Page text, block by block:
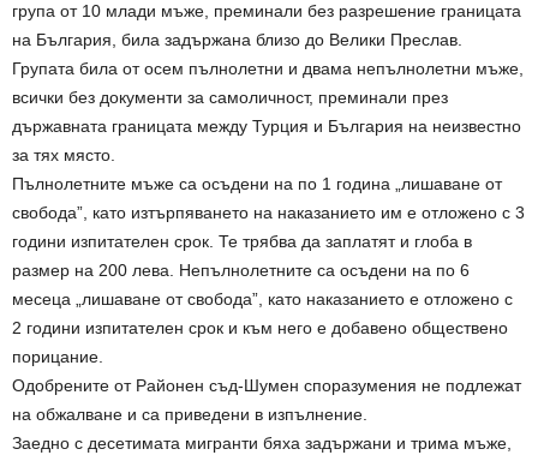
група от 10 млади мъже, преминали без разрешение границата
на България, била задържана близо до Велики Преслав.
Групата била от осем пълнолетни и двама непълнолетни мъже,
всички без документи за самоличност, преминали през
държавната границата между Турция и България на неизвестно
за тях място.
Пълнолетните мъже са осъдени на по 1 година „лишаване от
свобода”, като изтърпяването на наказанието им е отложено с 3
години изпитателен срок. Те трябва да заплатят и глоба в
размер на 200 лева. Непълнолетните са осъдени на по 6
месеца „лишаване от свобода”, като наказанието е отложено с
2 години изпитателен срок и към него е добавено обществено
порицание.
Одобрените от Районен съд-Шумен споразумения не подлежат
на обжалване и са приведени в изпълнение.
Заедно с десетимата мигранти бяха задържани и трима мъже,